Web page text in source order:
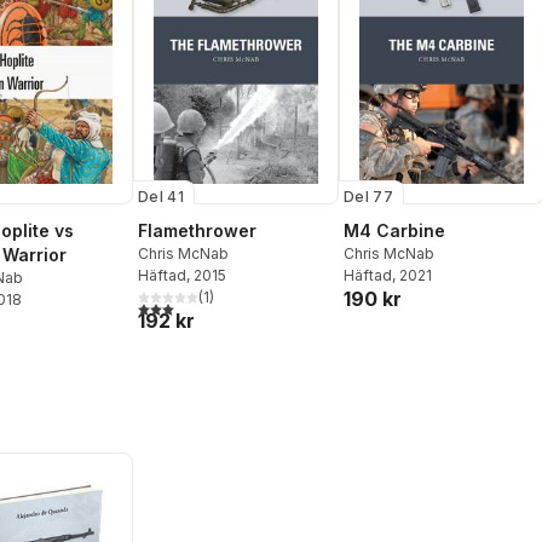
vs
Del 41
Flamethrower
Chris McNab
Häftad, 2015
3,0utav 5 stjärnor. Totalt antal röster:
(1)
192 kr
Del 77
M4 Carbine
Chris McNab
Häftad, 2021
190 kr